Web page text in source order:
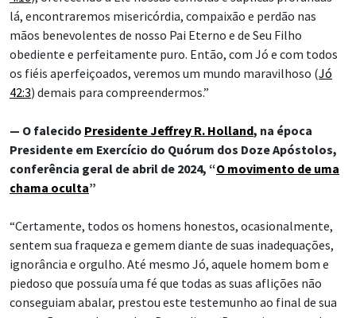
lá, encontraremos misericórdia, compaixão e perdão nas
mãos benevolentes de nosso Pai Eterno e de Seu Filho
obediente e perfeitamente puro. Então, com Jó e com todos
os fiéis aperfeiçoados, veremos um mundo maravilhoso (Jó
42:3) demais para compreendermos.”
— O falecido Presidente Jeffrey R. Holland, na época
Presidente em Exercício do Quórum dos Doze Apóstolos,
conferência geral de abril de 2024, “O movimento de uma
chama oculta”
“Certamente, todos os homens honestos, ocasionalmente,
sentem sua fraqueza e gemem diante de suas inadequações,
ignorância e orgulho. Até mesmo Jó, aquele homem bom e
piedoso que possuía uma fé que todas as suas aflições não
conseguiam abalar, prestou este testemunho ao final de sua